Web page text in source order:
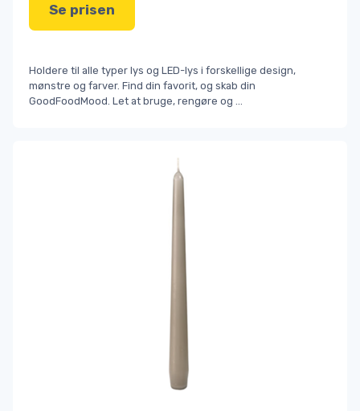
Se prisen
Holdere til alle typer lys og LED-lys i forskellige design,
mønstre og farver. Find din favorit, og skab din
GoodFoodMood. Let at bruge, rengøre og